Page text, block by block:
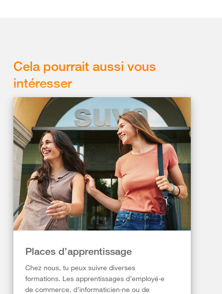
Cela pourrait aussi vous
intéresser
Places d’apprentissage
Chez nous, tu peux suivre diverses
formations. Les apprentissages d’employé·e
de commerce, d’informaticien·ne ou de